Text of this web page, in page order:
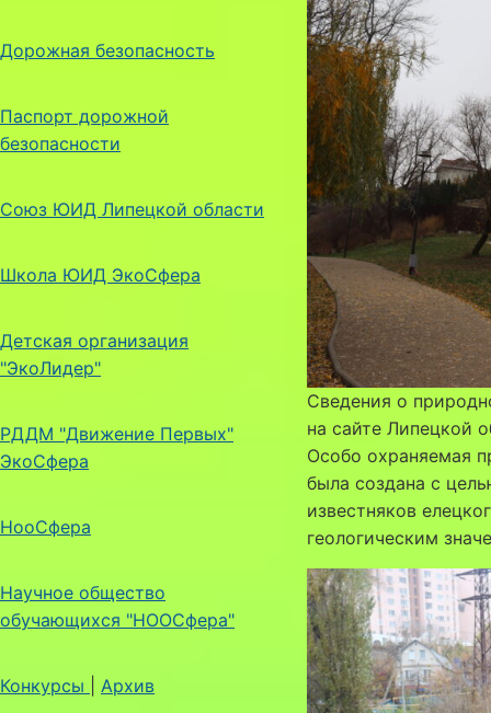
Дорожная безопасность
Паспорт дорожной
безопасности
Союз ЮИД Липецкой области
Школа ЮИД ЭкоСфера
Детская организация
"ЭкоЛидер"
РДДМ "Движение Первых"
ЭкоСфера
НооСфера
Научное общество
обучающихся "НООСфера"
Конкурсы Архив
Сведения о
на сайте Липецкой
Особо охраняемая
была создана с
известняков
геологическим